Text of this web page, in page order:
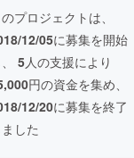
プロジェクトは、
12/05に募集を開始
5人の支援により
円の資金を集め、
12/20に募集を終了
ました